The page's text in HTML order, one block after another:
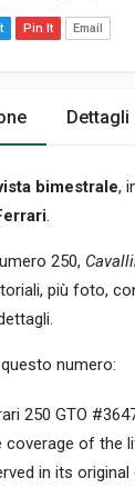
Pin It Email
Dettagli
bimestrale,
.
250,
più foto,
numero:
250 GTO
coverage of the
in its original